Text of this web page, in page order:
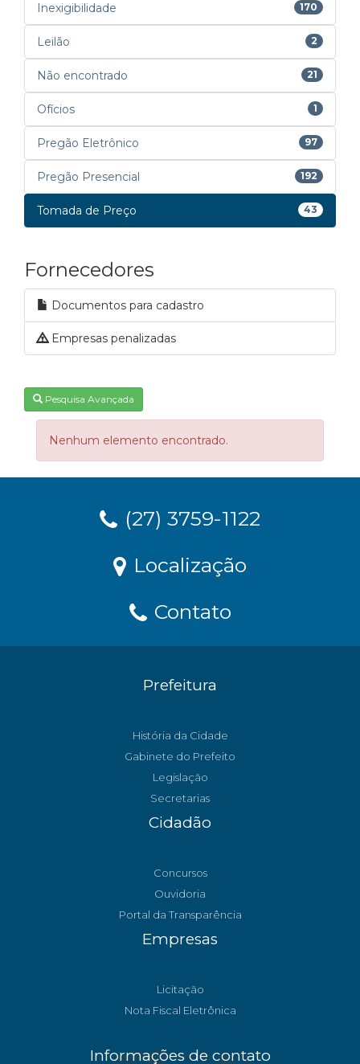
Inexigibilidade 170
Leilão 2
Não encontrado 21
Ofícios 1
Pregão Eletrônico 97
Pregão Presencial 192
Tomada de Preço 43
Fornecedores
Documentos para cadastro
Empresas penalizadas
Pesquisa Avançada
Nenhum elemento encontrado.
(27) 3759-1122
Localização
Contato
Prefeitura
História da Cidade
Gabinete do Prefeito
Legislação
Secretarias
Cidadão
Concursos
Ouvidoria
Portal da Transparência
Empresas
Licitação
Nota Fiscal Eletrônica
Informações de contato